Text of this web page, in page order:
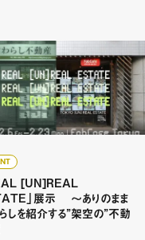
[UN]REAL
」展示 〜ありのまま
しを紹介する”架空の”不動